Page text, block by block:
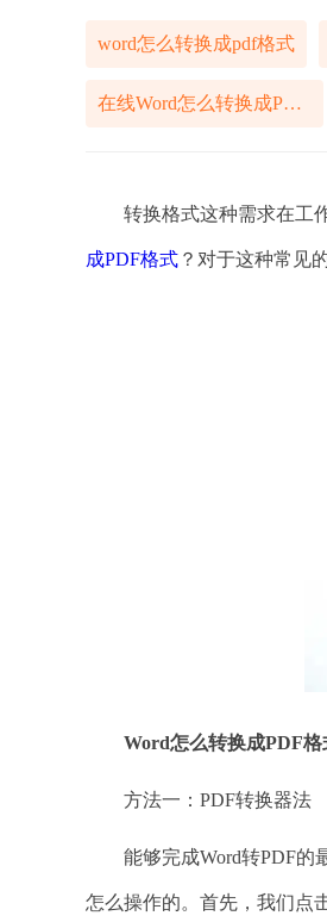
word怎么转换成pdf格式
在线Word怎么转换成PDF格式
转换格式这种需求在工作
成PDF格式 ？对于这种常见
Word怎么转换成PDF格
方法一：PDF转换器法
能够完成Word转PDF的最
怎么操作的。首先，我们点